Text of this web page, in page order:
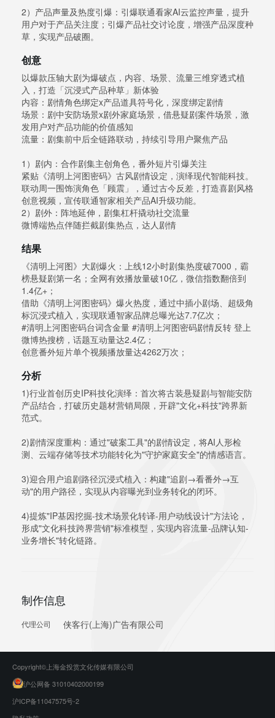
2）产品声量及热度引爆：引爆联通看家AI云监控声量，提升
用户对于产品关注度；引爆产品社交讨论度，增强产品深度种
草，实现产品破圈。
创意
以爆款压轴大剧为爆破点，内容、场景、流量三维穿透式植
入，打造「沉浸式产品种草」新体验
内容：剧情角色绑定x产品道具符号化，深度绑定剧情
场景：剧中安防场景x剧外家庭场景，借悬疑剧案件场景，激
发用户对产品功能的价值感知
流量：剧集前中后全链路联动，持续引导用户聚焦产品
1）剧内：合作剧集主创角色，番外短片引爆关注
紧贴《清明上河图密码》古风剧情设定，演绎现代智能科技。
联动周一围饰演角色「顾震」，通过古今反差，打造喜剧风格
创意视频，宣传联通智家相关产品AI升级功能。
2）剧外：阵地延伸，剧集杠杆撬动社交流量
微博端热点伴随拦截剧集热点，达人剧情
结果
《清明上河图》大剧爆火：上线12小时剧集热度破7000，霸
榜悬疑剧第一名；全网有效播放量破10亿，微信指数翻倍到
1.4亿+；
借助《清明上河图密码》爆火热度，通过中插小剧场、超级角
标沉浸式植入，实现联通智家品牌总曝光达7.7亿次；
#清明上河图密码台词含金量 #清明上河图密码剧情反转 登上
微博热搜榜，话题互动量达2.4亿；
创意番外短片单个视频播放量达4262万次；
分析
1)行业首创历史IP科技化演绎：首次将古装悬疑剧与智能安防
产品结合，打破历史题材营销局限，开辟"文化+科技"跨界新
范式。
2)剧情深度重构：通过"破案工具"的剧情设定，将AI人形检
测、云端存储等技术功能转化为"守护家庭安全"的情感语言。
3)迎合用户追剧路径沉浸式植入：构建"追剧→看番外→互
动"的用户路径，实现从内容曝光到业务转化的闭环。
4)提炼"IP基因挖掘-技术场景化转译-用户动线设计"方法论，
形成"文化科技跨界营销"标准模型，实现内容流量-品牌认知-
业务增长"转化链路。
制作信息
代理公司 侠客行(上海)广告有限公司
Copyright©上海金投赏文化传媒有限公司
沪公网备 31010402000199
沪ICP备11047575号-2